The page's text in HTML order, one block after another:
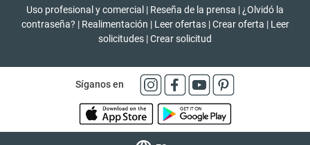
Uso profesional y comercial | Reseña de la prensa | ¿Olvidó la
contraseña? | Realimentación | Leer ofertas | Crear oferta | Leer
solicitudes |Crear solicitud
Síganos en